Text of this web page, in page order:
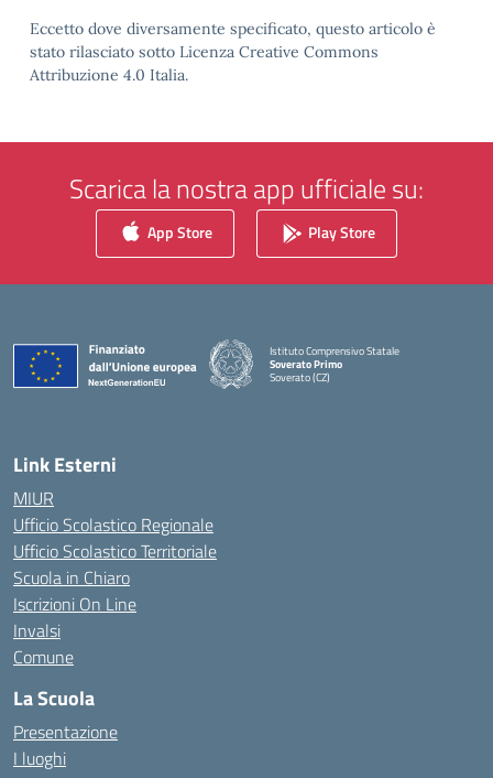
Eccetto dove diversamente specificato, questo articolo è
stato rilasciato sotto Licenza Creative Commons
Attribuzione 4.0 Italia.
Scarica la nostra app ufficiale su:
App Store Play Store
Istituto Comprensivo Statale
Soverato Primo
Soverato (CZ)
Link Esterni
MIUR
Ufficio Scolastico Regionale
Ufficio Scolastico Territoriale
Scuola in Chiaro
Iscrizioni On Line
Invalsi
Comune
La Scuola
Presentazione
I luoghi